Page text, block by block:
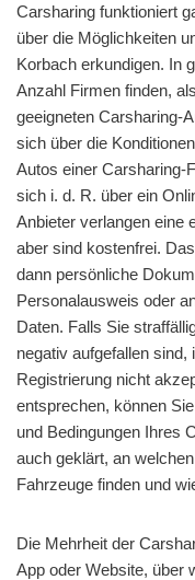
Carsharing funktioniert
über die Möglichkeiten
Korbach erkundigen. In
Anzahl Firmen finden,
geeigneten Carsharing-
sich über die
Autos einer Carsharing-
sich i. d. R. über ein
Anbieter verlangen eine
aber sind kostenfrei.
dann persönliche
Personalausweis oder
Daten. Falls Sie
negativ aufgefallen
Registrierung nicht
entsprechen, können
und Bedingungen Ihres
auch geklärt, an
Fahrzeuge finden und
Die Mehrheit der
App oder Website, über